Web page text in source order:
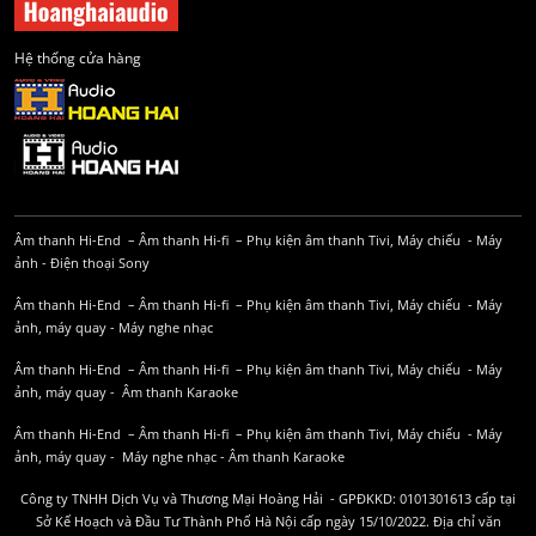
Hệ thống cửa hàng
Âm thanh Hi-End – Âm thanh Hi-fi – Phụ kiện âm thanh Tivi, Máy chiếu - Máy
ảnh - Điện thoại Sony
Âm thanh Hi-End – Âm thanh Hi-fi – Phụ kiện âm thanh Tivi, Máy chiếu - Máy
ảnh, máy quay - Máy nghe nhạc
Âm thanh Hi-End – Âm thanh Hi-fi – Phụ kiện âm thanh Tivi, Máy chiếu - Máy
ảnh, máy quay - Âm thanh Karaoke
Âm thanh Hi-End – Âm thanh Hi-fi – Phụ kiện âm thanh Tivi, Máy chiếu - Máy
ảnh, máy quay - Máy nghe nhạc - Âm thanh Karaoke
Công ty TNHH Dịch Vụ và Thương Mại Hoàng Hải - GPĐKKD: 0101301613 cấp tại
Sở Kế Hoạch và Đầu Tư Thành Phố Hà Nội cấp ngày 15/10/2022. Địa chỉ văn